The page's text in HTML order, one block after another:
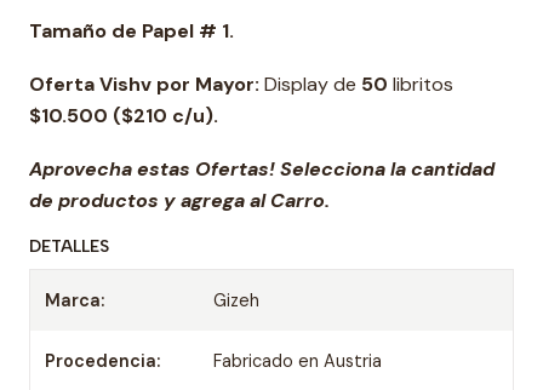
Tamaño de Papel # 1.
Oferta Vishv por Mayor: Display de 50 libritos
$10.500 ($210 c/u).
Aprovecha estas Ofertas! Selecciona la cantidad
de productos y agrega al Carro.
DETALLES
Marca: Gizeh
Procedencia: Fabricado en Austria